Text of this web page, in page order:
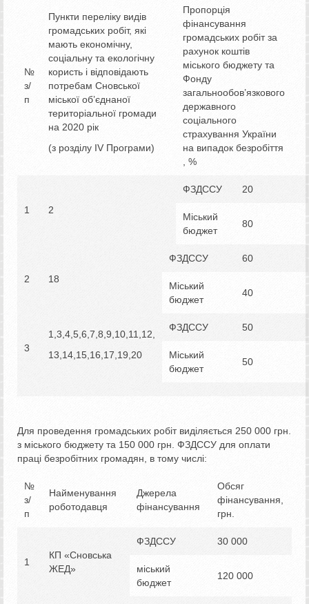
№
з/
п
Пункти переліку видів
громадських робіт, які
мають економічну,
соціальну та екологічну
користь і відповідають
потребам Сновської
міської об’єднаної
територіальної громади
на 2020 рік
(з розділу ІV Програми)
Пропорція
фінансування
громадських робіт за
рахунок коштів
міського бюджету та
Фонду
загальнообов’язкового
державного
соціального
страхування України
на випадок безробіття
, %
1 2
ФЗДССУ 20
Міський
бюджет
80
2 18
ФЗДССУ 60
Міський
бюджет
40
3
1,3,4,5,6,7,8,9,10,11,12,
13,14,15,16,17,19,20
ФЗДССУ 50
Міський
бюджет
50
Для проведення громадських робіт виділяється 250 000 грн.
з міського бюджету та 150 000 грн. ФЗДССУ для оплати
праці безробітних громадян, в тому числі:
№
з/
п
Найменування
роботодавця
Джерела
фінансування
Обсяг
фінансування,
грн.
1
КП «Сновська
ЖЕД»
ФЗДССУ 30 000
міський
бюджет
120 000